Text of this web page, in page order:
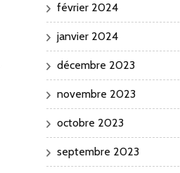
février 2024
janvier 2024
décembre 2023
novembre 2023
octobre 2023
septembre 2023